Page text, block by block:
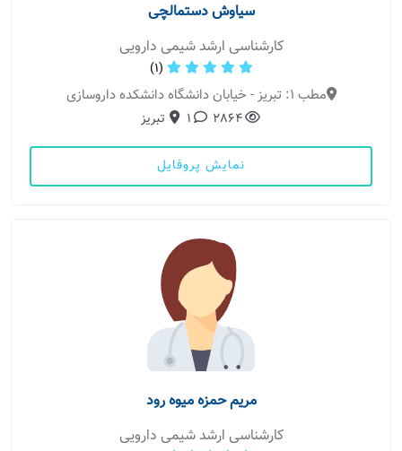
سیاوش دستمالچی
کارشناسی ارشد شیمی دارویی
(1)
مطب 1: تبریز - خیابان دانشگاه دانشکده داروسازی
2864
1 تبریز
نمایش پروفایل
مریم حمزه میوه رود
کارشناسی ارشد شیمی دارویی